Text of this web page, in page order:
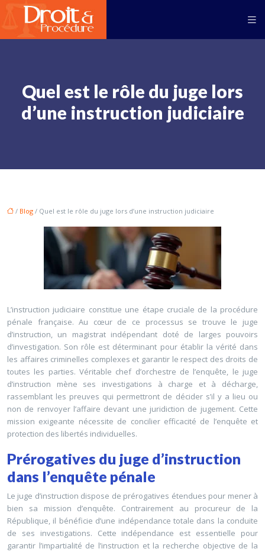
Quel est le rôle du juge lors
d’une instruction judiciaire
/ Blog / Quel est le rôle du juge lors d’une instruction judiciaire
L’instruction judiciaire constitue une étape cruciale de la procédure
pénale française. Au cœur de ce processus se trouve le juge
d’instruction, un magistrat indépendant doté de larges pouvoirs
d’investigation. Son rôle est déterminant pour établir la vérité dans
les affaires criminelles complexes et garantir le respect des droits de
toutes les parties. Véritable chef d’orchestre de l’enquête, le juge
d’instruction mène ses investigations à charge et à décharge,
rassemblant les preuves qui permettront de décider s’il y a lieu ou
non de renvoyer l’affaire devant une juridiction de jugement. Cette
mission exigeante nécessite de concilier efficacité de l’enquête et
protection des libertés individuelles.
Prérogatives du juge d’instruction
dans l’enquête pénale
Le juge d’instruction dispose de prérogatives étendues pour mener à
bien sa mission d’enquête. Contrairement au procureur de la
République, il bénéficie d’une indépendance totale dans la conduite
de ses investigations. Cette indépendance est essentielle pour
garantir l’impartialité de l’instruction et la recherche objective de la